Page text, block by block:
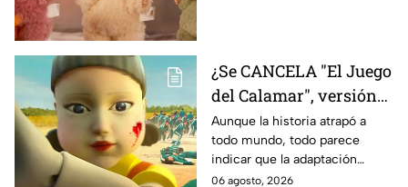
¿Se CANCELA "El Juego
del Calamar", versión
Estados Unidos? Esto
es lo que se sabe al
momento
Aunque la historia atrapó a
todo mundo, todo parece
indicar que la adaptación
podría ser cancelada:
06 agosto, 2026